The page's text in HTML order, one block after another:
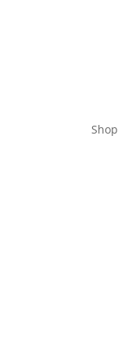
Shop